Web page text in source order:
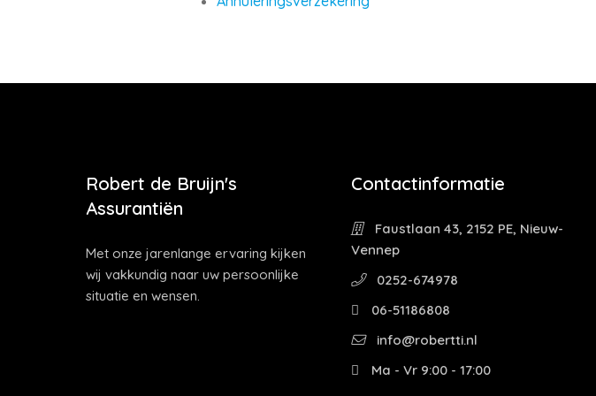
Robert de Bruijn's
Assurantiën
Met onze jarenlange ervaring kijken
wij vakkundig naar uw persoonlijke
situatie en wensen.
Contactinformatie
Faustlaan 43, 2152 PE, Nieuw-
Vennep
0252-674978
06-51186808
info@robertti.nl
Ma - Vr 9:00 - 17:00